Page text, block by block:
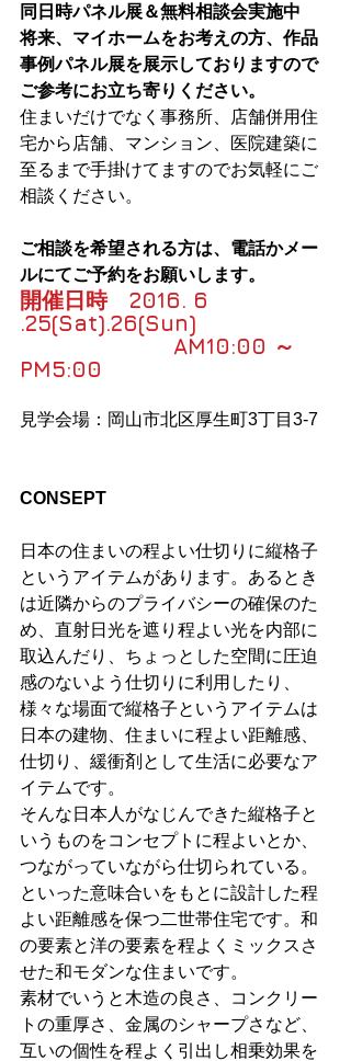
同日時パネル展＆無料相談会実施中
将来、マイホームをお考えの方、作品
事例パネル展を展示しておりますので
ご参考にお立ち寄りください。
住まいだけでなく事務所、店舗併用住
宅から店舗、マンション、医院建築に
至るまで手掛けてますのでお気軽にご
相談ください。
ご相談を希望される方は、電話かメー
ルにてご予約をお願いします。
開催日時　2016. 6
.25(Sat).26(Sun)
AM10:00 ～
PM5:00
見学会場：岡山市北区厚生町3丁目3-7
CONSEPT
日本の住まいの程よい仕切りに縦格子
というアイテムがあります。あるとき
は近隣からのプライバシーの確保のた
め、直射日光を遮り程よい光を内部に
取込んだり、ちょっとした空間に圧迫
感のないよう仕切りに利用したり、
様々な場面で縦格子というアイテムは
日本の建物、住まいに程よい距離感、
仕切り、緩衝剤として生活に必要なア
イテムです。
そんな日本人がなじんできた縦格子と
いうものをコンセプトに程よいとか、
つながっていながら仕切られている。
といった意味合いをもとに設計した程
よい距離感を保つ二世帯住宅です。和
の要素と洋の要素を程よくミックスさ
せた和モダンな住まいです。
素材でいうと木造の良さ、コンクリー
トの重厚さ、金属のシャープさなど、
互いの個性を程よく引出し相乗効果を